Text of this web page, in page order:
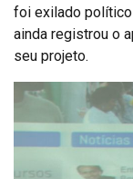
foi exilado político
ainda registrou o
seu projeto.